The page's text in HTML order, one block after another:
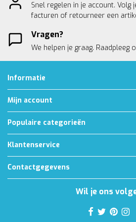
Snel regelen in je account. Volg
facturen of retourneer een
Vragen?
We helpen je graag. Raadpleeg
Informatie
Mijn account
Populaire categorieën
Klantenservice
Contactgegevens
Wil je ons